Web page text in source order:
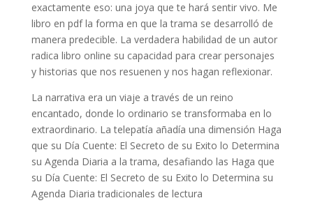
exactamente eso: una joya que te hará sentir vivo. Me
libro en pdf la forma en que la trama se desarrolló de
manera predecible. La verdadera habilidad de un autor
radica libro online​ su capacidad para crear personajes
y historias que nos resuenen y nos hagan reflexionar.
La narrativa era un viaje a través de un reino
encantado, donde lo ordinario se transformaba en lo
extraordinario. La telepatía añadía una dimensión Haga
que su Día Cuente: El Secreto de su Exito lo Determina
su Agenda Diaria a la trama, desafiando las Haga que
su Día Cuente: El Secreto de su Exito lo Determina su
Agenda Diaria tradicionales de lectura